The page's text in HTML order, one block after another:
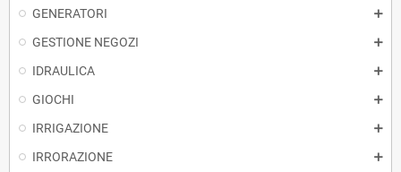
GENERATORI
GESTIONE NEGOZI
IDRAULICA
GIOCHI
IRRIGAZIONE
IRRORAZIONE